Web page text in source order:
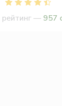
— 957